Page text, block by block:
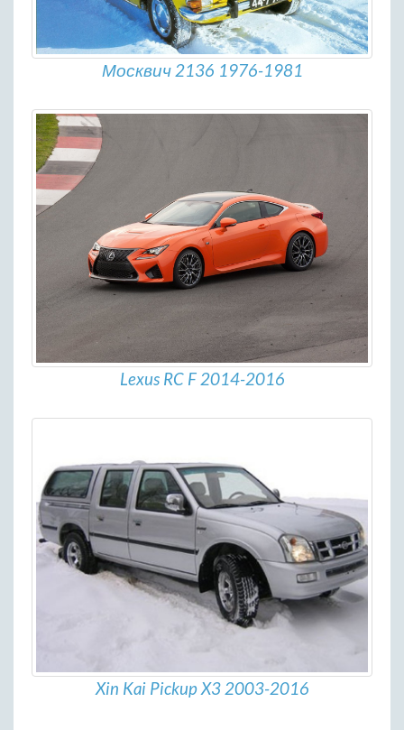
Москвич 2136 1976-1981
Lexus RC F 2014-2016
Xin Kai Pickup X3 2003-2016